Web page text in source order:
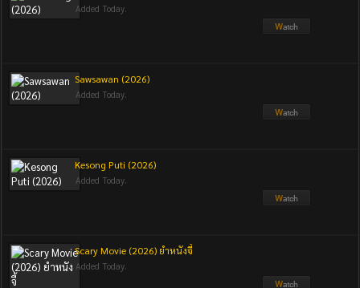
Added Today.
Sawsawan (2026)
Added Today.
Kesong Puti (2026)
Added Today.
Scary Movie (2026) ยำหนังจี้
Added Today.